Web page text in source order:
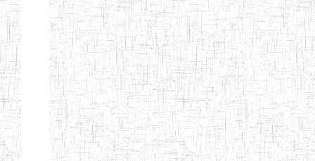
ENPIEG
BILINGUE
SENTTI-IBES
20/08/2015 ENIEG Privé
ENIEG PRIVEE
BILINGUE LES
ROSSIGNOLS
06/06/2016 ENIEG Privé